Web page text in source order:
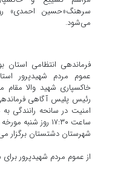
سرهنگ«حسین احمدی»
می‌شود.
فرماندهی انتظامی استان
عموم مردم شهیدپرور
خاکسپاری شهید والا
رئیس پلیس آگاهی
امنیت در سانحه رانندگی
شهرستان دشتستان برگزار
از عموم مردم شهیدپرور